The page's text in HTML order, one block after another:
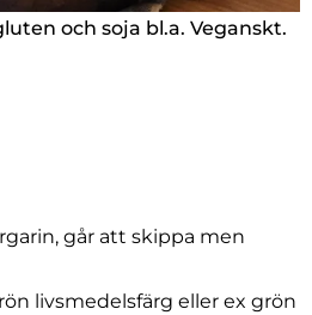
och soja bl.a. Veganskt.
går att skippa men
livsmedelsfärg eller ex grön